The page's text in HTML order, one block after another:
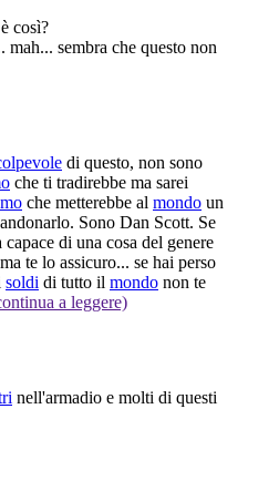
così?
sembra che questo non
di questo, non sono
che ti tradirebbe ma sarei
che metterebbe al mondo un
Sono Dan Scott. Se
di una cosa del genere
te lo assicuro... se hai perso
soldi di tutto il mondo non te
a leggere)
nell'armadio e molti di questi